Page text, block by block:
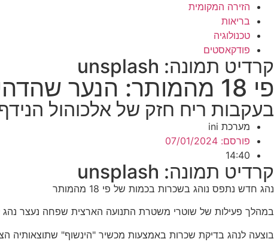
הזירה המקומית
בריאות
טכנולוגיה
פודקאסטים
קרדיט תמונה: unsplash
פי 18 מהמותר: הנער שהדהים את השוטרים
בעקבות ריח חזק של אלכוהול
מערכת ini
פורסם:
14:40
קרדיט תמונה: unsplash
נהג חדש נתפס נוהג בשכרות בכמות של פי 18 מהמותר
במהלך פעילות של שוטרי משטרת התנועה הארצית שפחה נעצר נהג
בוצעה לנהג בדיקת שכרות באמצעות מכשיר "הינשוף" שתוצאותיה הצביעו על כמות של 903 מ"ג אלכוהול (מעל פי